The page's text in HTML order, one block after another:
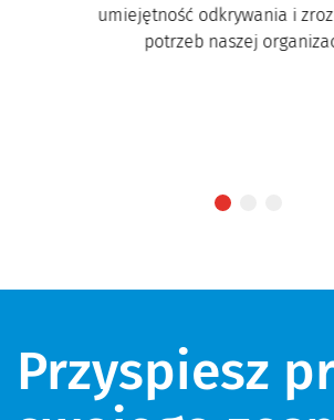
umiejętność odkrywania i
potrzeb naszej
Przyspiesz